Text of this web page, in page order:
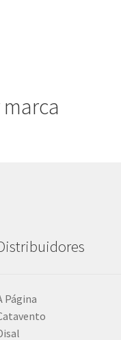
Página